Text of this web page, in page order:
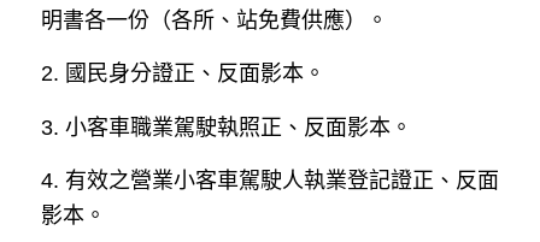
明書各一份（各所、站免費供應）。
2. 國民身分證正、反面影本。
3. 小客車職業駕駛執照正、反面影本。
4. 有效之營業小客車駕駛人執業登記證正、反面
影本。